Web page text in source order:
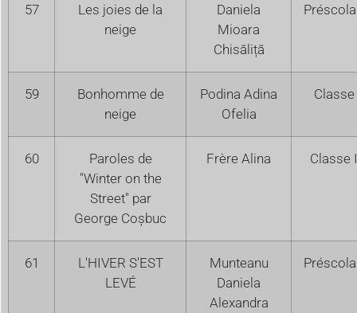
57
Les joies de la
neige
Daniela
Mioara
Chisăliță
59
Bonhomme de
neige
Podina Adina
Ofelia
Classe
60
Paroles de
"Winter on the
Street" par
George Coșbuc
Frère Alina Classe
61
L'HIVER S'EST
LEVÉ
Munteanu
Daniela
Alexandra